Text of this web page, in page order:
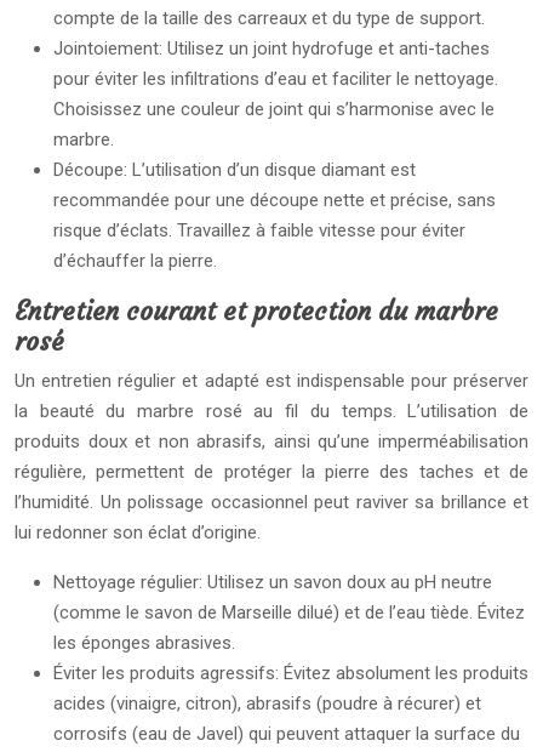
compte de la taille des carreaux et du type de support.
Jointoiement: Utilisez un joint hydrofuge et anti-taches
pour éviter les infiltrations d’eau et faciliter le nettoyage.
Choisissez une couleur de joint qui s’harmonise avec le
marbre.
Découpe: L’utilisation d’un disque diamant est
recommandée pour une découpe nette et précise, sans
risque d’éclats. Travaillez à faible vitesse pour éviter
d’échauffer la pierre.
Entretien courant et protection du marbre
rosé
Un entretien régulier et adapté est indispensable pour préserver
la beauté du marbre rosé au fil du temps. L’utilisation de
produits doux et non abrasifs, ainsi qu’une imperméabilisation
régulière, permettent de protéger la pierre des taches et de
l’humidité. Un polissage occasionnel peut raviver sa brillance et
lui redonner son éclat d’origine.
Nettoyage régulier: Utilisez un savon doux au pH neutre
(comme le savon de Marseille dilué) et de l’eau tiède. Évitez
les éponges abrasives.
Éviter les produits agressifs: Évitez absolument les produits
acides (vinaigre, citron), abrasifs (poudre à récurer) et
corrosifs (eau de Javel) qui peuvent attaquer la surface du